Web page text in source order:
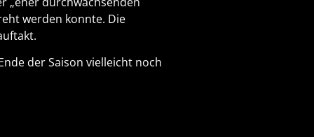
werden konnte. Die
der Saison vielleicht noch